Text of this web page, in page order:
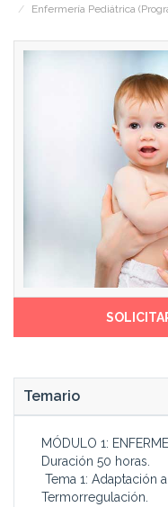
especial fragilidad,
a sus acompañantes,
de profesionales muy bien
preparados. Este
Superior Universitario
proporciona al profesional
de enfermería
específicos que le
administrar cuidados de
enfermería a enfermos
pediátricos en el ámbito
hospitalaria y extra-
Enfermería Pediátrica
Temario
MÓDULO 1:
Duración 50 horas.
Tema 1: Adaptación
Termorregulación.